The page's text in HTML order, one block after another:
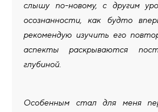
слышу по-новому, с другим
осознанности, как будто
рекомендую изучить его
аспекты раскрываются
глубиной.
Особенным стал для меня